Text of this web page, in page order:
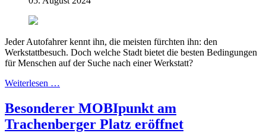
Jeder Autofahrer kennt ihn, die meisten fürchten ihn: den
Werkstattbesuch. Doch welche Stadt bietet die besten Bedingungen
für Menschen auf der Suche nach einer Werkstatt?
Weiterlesen …
Besonderer MOBIpunkt am
Trachenberger Platz eröffnet